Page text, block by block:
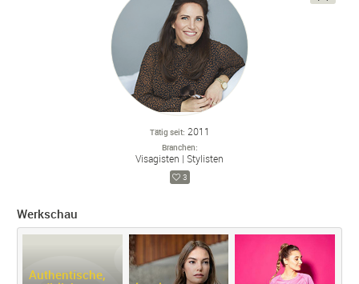
Tätig seit 2011
Branchen
Visagisten Stylisten
3
Werkschau
Authentische,